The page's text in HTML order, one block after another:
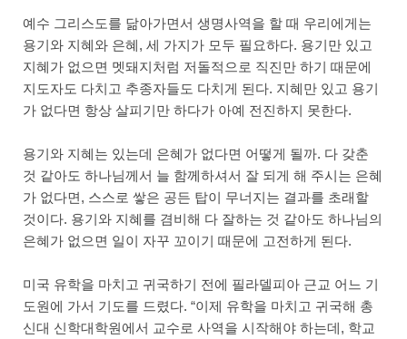
예수 그리스도를 닮아가면서 생명사역을 할 때 우리에게는
용기와 지혜와 은혜, 세 가지가 모두 필요하다. 용기만 있고
지혜가 없으면 멧돼지처럼 저돌적으로 직진만 하기 때문에
지도자도 다치고 추종자들도 다치게 된다. 지혜만 있고 용기
가 없다면 항상 살피기만 하다가 아예 전진하지 못한다.
용기와 지혜는 있는데 은혜가 없다면 어떻게 될까. 다 갖춘
것 같아도 하나님께서 늘 함께하셔서 잘 되게 해 주시는 은혜
가 없다면, 스스로 쌓은 공든 탑이 무너지는 결과를 초래할
것이다. 용기와 지혜를 겸비해 다 잘하는 것 같아도 하나님의
은혜가 없으면 일이 자꾸 꼬이기 때문에 고전하게 된다.
미국 유학을 마치고 귀국하기 전에 필라델피아 근교 어느 기
도원에 가서 기도를 드렸다. “이제 유학을 마치고 귀국해 총
신대 신학대학원에서 교수로 사역을 시작해야 하는데, 학교